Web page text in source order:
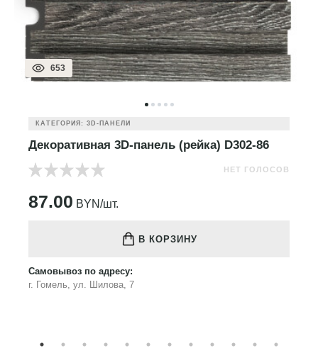
653
КАТЕГОРИЯ: 3D-ПАНЕЛИ
Декоративная 3D-панель (рейка) D302-86
НЕТ ГОЛОСОВ
87.00 BYN/шт.
В КОРЗИНУ
Самовывоз по адресу:
г. Гомель, ул. Шилова, 7